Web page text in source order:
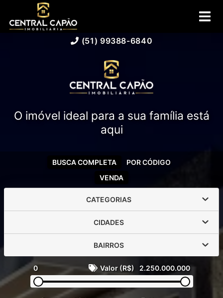
(51) 99388-6840
O imóvel ideal para a sua família está
aqui
VENDA
BUSCA COMPLETA POR CÓDIGO
CATEGORIAS
CIDADES
BAIRROS
0 Valor (R$) 2.250.000.000